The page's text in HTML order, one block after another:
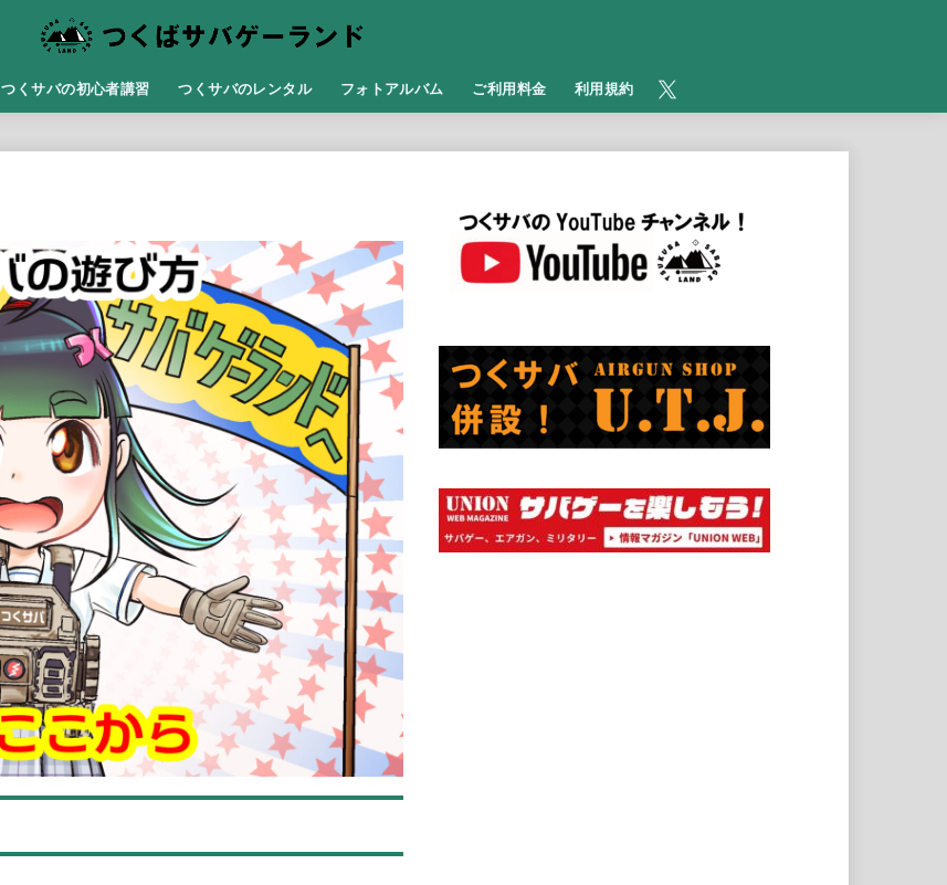
つくサバの初心者講習 つくサバのレンタル フォトアルバム ​ご利用料金 利用規約